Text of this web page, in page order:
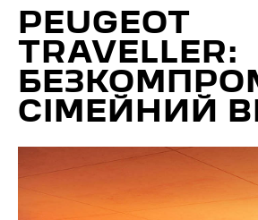
PEUGEOT
TRAVELLER:
СІМЕЙНИЙ